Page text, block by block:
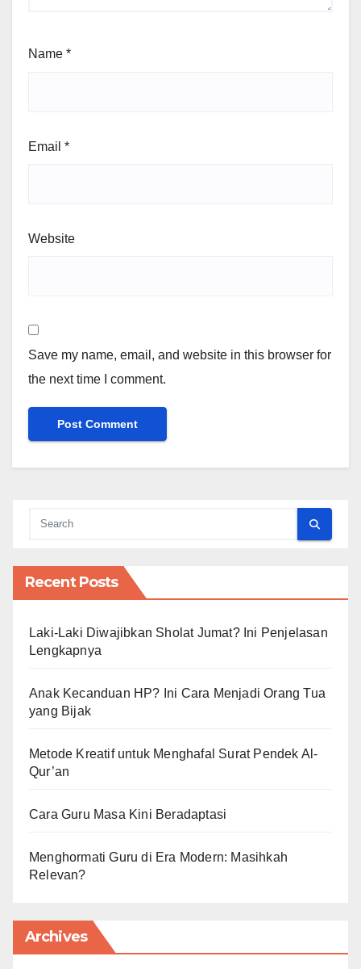
Name *
Email *
Website
Save my name, email, and website in this browser for
the next time I comment.
Recent Posts
Laki-Laki Diwajibkan Sholat Jumat? Ini Penjelasan
Lengkapnya
Anak Kecanduan HP? Ini Cara Menjadi Orang Tua
yang Bijak
Metode Kreatif untuk Menghafal Surat Pendek Al-
Qur’an
Cara Guru Masa Kini Beradaptasi
Menghormati Guru di Era Modern: Masihkah
Relevan?
Archives